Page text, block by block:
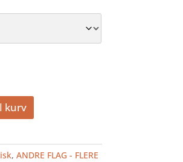
kurv
,ANDRE FLAG - FLERE